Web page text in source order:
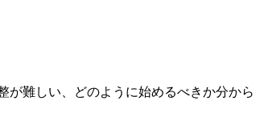
が難しい、どのように始めるべきか分から